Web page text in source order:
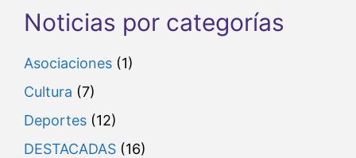
Noticias por categorías
Asociaciones (1)
Cultura (7)
Deportes (12)
DESTACADAS (16)